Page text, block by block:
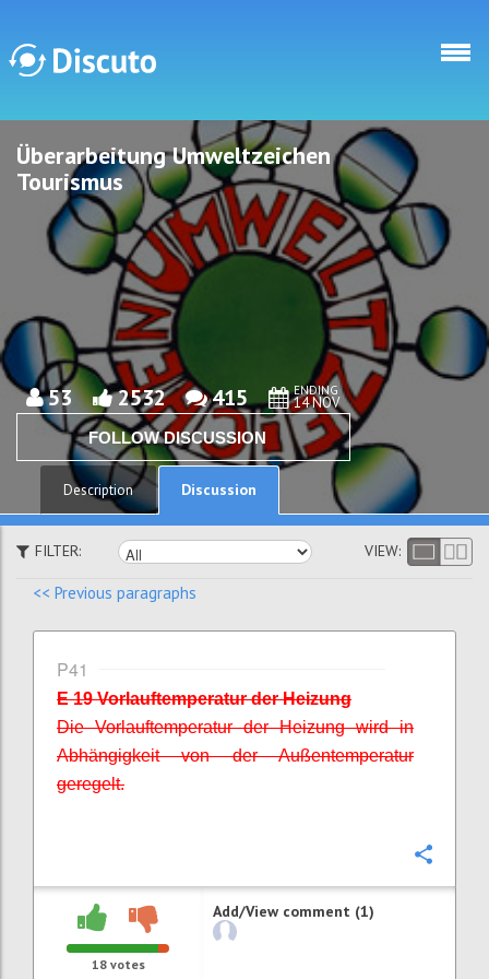
Discuto
Discuto
Überarbeitung Umweltzeichen
Tourismus
53 2532 415 ENDING
14 NOV
FOLLOW DISCUSSION
Description Discussion
FILTER: VIEW:
<< Previous paragraphs
P41
E 19 Vorlauftemperatur der Heizung
Die Vorlauftemperatur der Heizung wird in
Abhängigkeit von der Außentemperatur
geregelt.
18votes
Add/View comment (1)